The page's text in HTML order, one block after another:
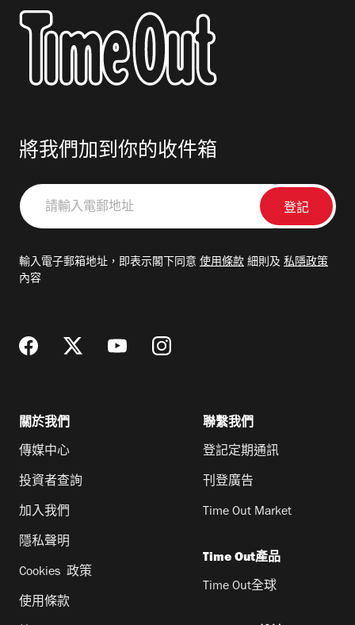
將我們加到你的收件箱
請
輸
郵
輸入電子郵箱地址，即表示閣下同意 使用條款 細則及 私隱政策
內容
關於我們
傳媒中心
投資者查詢
加入我們
隱私聲明
Cookies 政策
使用條款
聯繫我們
登記定期通訊
刊登廣告
Time Out Market
Time Out產品
Time Out全球